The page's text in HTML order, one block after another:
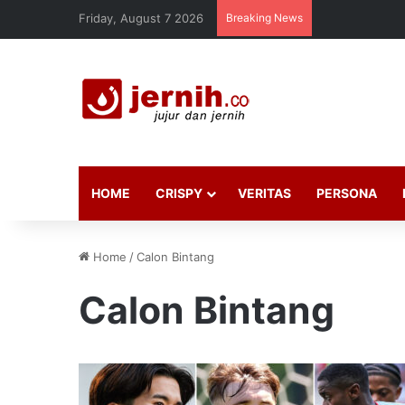
Friday, August 7 2026 Breaking News
HOME CRISPY VERITAS PERSONA
Home /Calon Bintang
Calon Bintang